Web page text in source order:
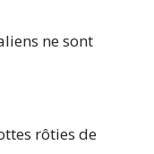
ne sont
rôties de